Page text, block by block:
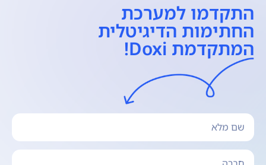
התקדמו למערכת
החתימות הדיגיטלית
המתקדמת Doxi!